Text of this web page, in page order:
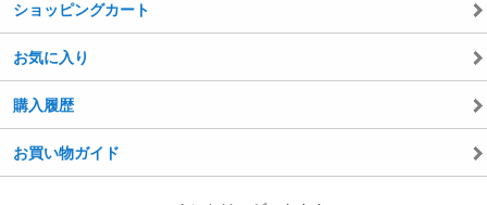
ショッピングカート
お気に入り
購入履歴
お買い物ガイド